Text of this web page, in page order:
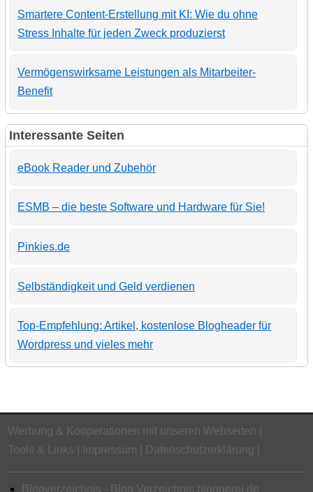
Smartere Content-Erstellung mit KI: Wie du ohne
Stress Inhalte für jeden Zweck produzierst
Vermögenswirksame Leistungen als Mitarbeiter-
Benefit
Interessante Seiten
eBook Reader und Zubehör
ESMB – die beste Software und Hardware für Sie!
Pinkies.de
Selbständigkeit und Geld verdienen
Top-Empfehlung: Artikel, kostenlose Blogheader für
Wordpress und vieles mehr
Werbung & Kooperationen mit unseren Webseiten
Tools & Links
Impressum Datenschutzerklärung
Blogverzeichnis - Blog Verzeichnis bloggerei.de